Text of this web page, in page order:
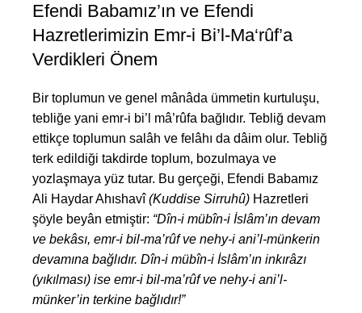
Efendi Babamız’ın ve Efendi
Hazretlerimizin Emr-i Bi’l-Ma‘rûf’a
Verdikleri Önem
Bir toplumun ve genel mânâda ümmetin kurtuluşu,
tebliğe yani emr-i bi’l mâ’rûfa bağlıdır. Tebliğ devam
ettikçe toplumun salâh ve felâhı da dâim olur. Tebliğ
terk edildiği takdirde toplum, bozulmaya ve
yozlaşmaya yüz tutar. Bu gerçeği, Efendi Babamız
Ali Haydar Ahıshavî(Kuddise Sirruhû) Hazretleri
şöyle beyân etmiştir: “Dîn-i mübîn-i İslâm’ın devam
ve bekâsı, emr-i bil-ma’rûf ve nehy-i ani’l-münkerin
devamına bağlıdır. Dîn-i mübîn-i İslâm’ın inkırâzı
(yıkılması) ise emr-i bil-ma’rûf ve nehy-i ani’l-
münker’in terkine bağlıdır!”